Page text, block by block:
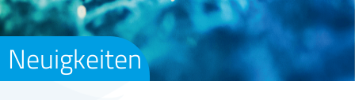
Neuigkeiten